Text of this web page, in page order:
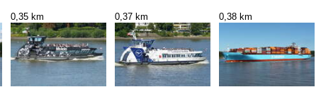
0,35 km 0,37 km 0,38 km